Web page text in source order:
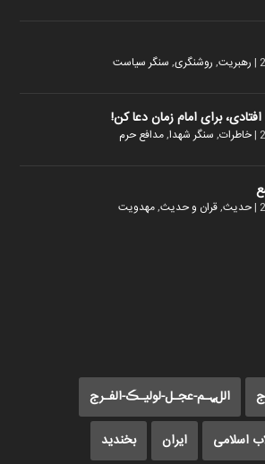
| رهبریت, روشنگری, سنگر سیاست
برای امام زمان دعا کن!
|خاطرات, سنگر شهدا,مدافع حرم
|حدیث,قران و حدیث,مهدویت
اللﮩـم-عجـل-لولیـڪ-الفـرج
اسلامی ایران بخندید